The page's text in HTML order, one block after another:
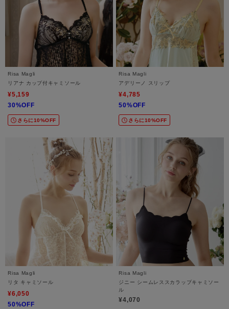
Risa Magli
リアナ カップ付キャミソール
¥5,159
30%OFF
さらに10%OFF
Risa Magli
アデリーノ スリップ
¥4,785
50%OFF
さらに10%OFF
Risa Magli
リタ キャミソール
¥6,050
50%OFF
Risa Magli
ジニー シームレススカラップキャミソー
ル
¥4,070